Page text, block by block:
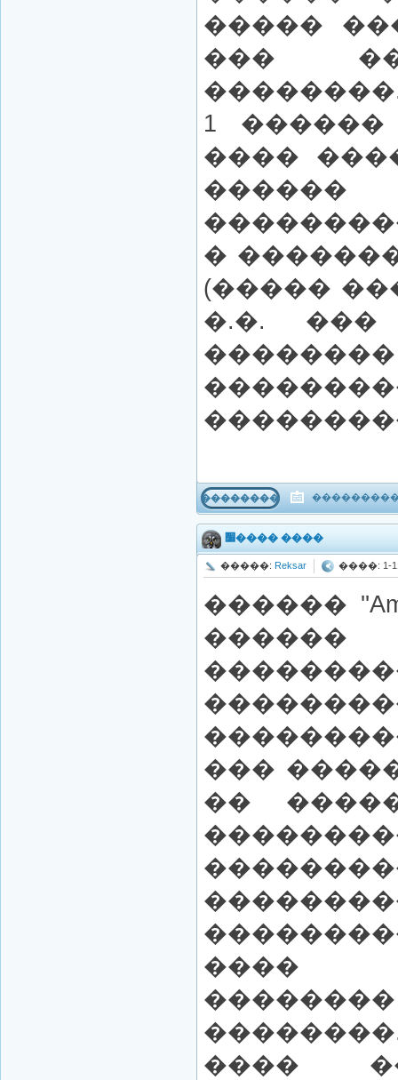
�����
���
1
����
������
�
(�����
�.�.
���������
׸���� ����
�����: Reksar ����: 1-
������
������
���
��
����
����